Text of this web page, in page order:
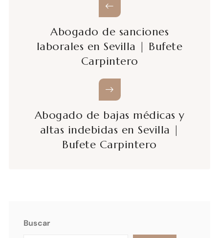
Abogado de sanciones
laborales en Sevilla | Bufete
Carpintero
Abogado de bajas médicas y
altas indebidas en Sevilla |
Bufete Carpintero
Buscar